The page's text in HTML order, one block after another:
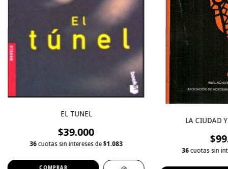
EL TUNEL
$39.000
36 cuotas sin intereses de$1.083
LA CIUDAD
36 cuotas sin